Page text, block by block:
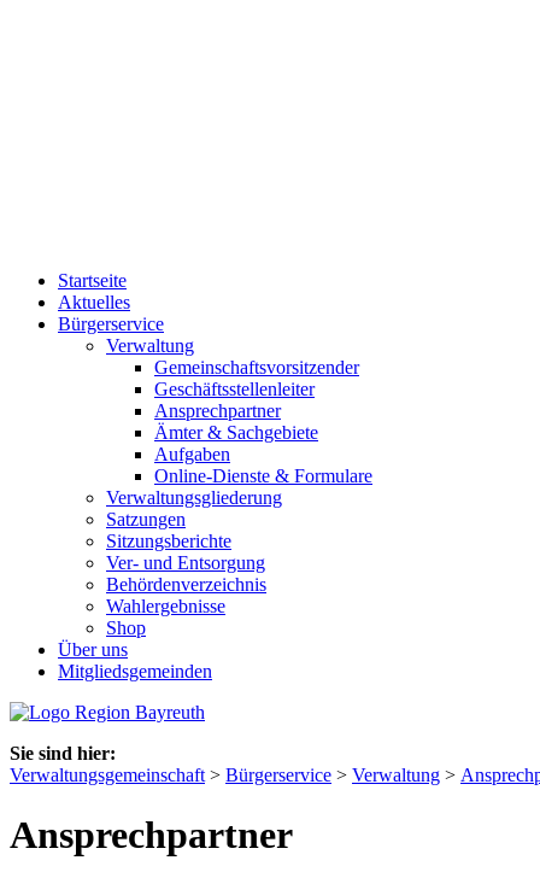
Startseite
Aktuelles
Bürgerservice
Verwaltung
Gemeinschaftsvorsitzender
Geschäftsstellenleiter
Ansprechpartner
Ämter & Sachgebiete
Aufgaben
Online-Dienste & Formulare
Verwaltungsgliederung
Satzungen
Sitzungsberichte
Ver- und Entsorgung
Behördenverzeichnis
Wahlergebnisse
Shop
Über uns
Mitgliedsgemeinden
Sie sind hier:
Verwaltungsgemeinschaft > Bürgerservice > Verwaltung >
Ansprechpartner